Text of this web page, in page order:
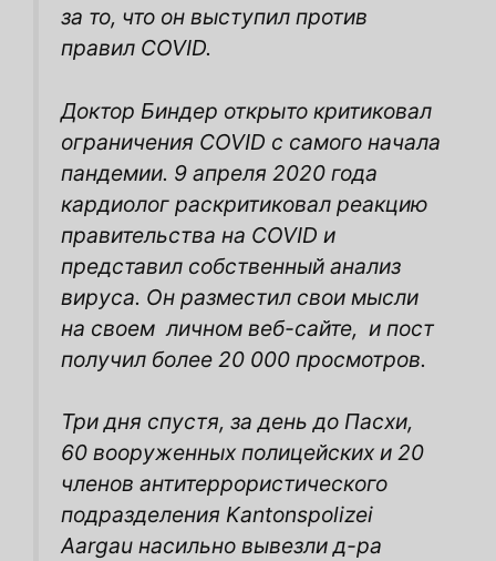
за то, что он выступил против
правил COVID.
Доктор Биндер открыто критиковал
ограничения COVID с самого начала
пандемии. 9 апреля 2020 года
кардиолог раскритиковал реакцию
правительства на COVID и
представил собственный анализ
вируса. Он разместил свои мысли
на своем личном веб-сайте, и пост
получил более 20 000 просмотров.
Три дня спустя, за день до Пасхи,
60 вооруженных полицейских и 20
членов антитеррористического
подразделения Kantonspolizei
Aargau насильно вывезли д-ра